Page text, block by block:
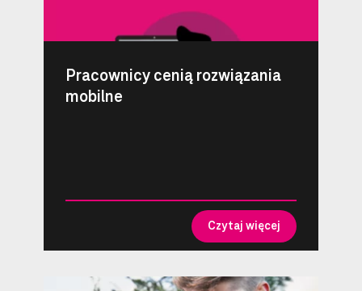
Pracownicy cenią rozwiązania
mobilne
Czytaj więcej